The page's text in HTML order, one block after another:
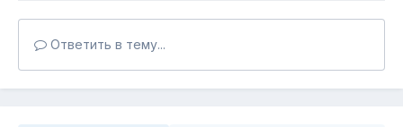
Ответить в тему...